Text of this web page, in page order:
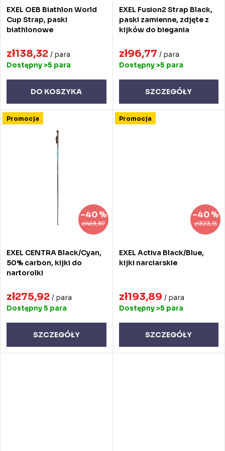
p
r
o
k
t
d
u
k
w
EXEL OEB Biathlon World
Cup Strap, paski
biathlonowe
zł138,32 / para
Dostępny>5 para
DO KOSZYKA
EXEL Fusion2 Strap Black,
paski zamienne, zdjęte z
kijków do biegania
zł96,77 / para
Dostępny>5 para
SZCZEGÓŁY
Promocja
zł459,87
–40 %
EXEL CENTRA Black/Cyan,
50% carbon, kijki do
nartorolki
zł275,92 / para
Dostępny5 para
SZCZEGÓŁY
Promocja
zł323,15
–40 %
EXEL Activa Black/Blue,
kijki narciarskie
zł193,89 / para
Dostępny>5 para
SZCZEGÓŁY